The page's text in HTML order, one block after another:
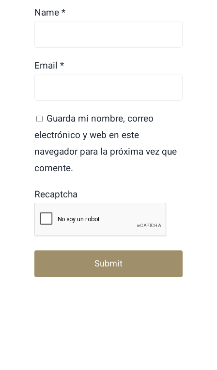
Name*
Email *
Guarda mi nombre, correo
electrónico y web en este
navegador para la próxima vez que
comente.
Recaptcha